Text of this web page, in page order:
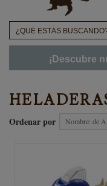
¡Descubre
Ordenar por Nombre: de